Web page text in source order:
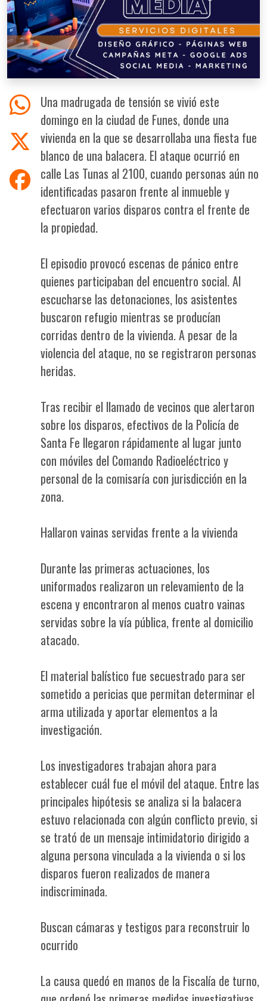
Una madrugada de tensión se vivió este
domingo en la ciudad de Funes, donde una
vivienda en la que se desarrollaba una fiesta fue
blanco de una balacera. El ataque ocurrió en
calle Las Tunas al 2100, cuando personas aún no
identificadas pasaron frente al inmueble y
efectuaron varios disparos contra el frente de
la propiedad.
El episodio provocó escenas de pánico entre
quienes participaban del encuentro social. Al
escucharse las detonaciones, los asistentes
buscaron refugio mientras se producían
corridas dentro de la vivienda. A pesar de la
violencia del ataque, no se registraron personas
heridas.
Tras recibir el llamado de vecinos que alertaron
sobre los disparos, efectivos de la Policía de
Santa Fe llegaron rápidamente al lugar junto
con móviles del Comando Radioeléctrico y
personal de la comisaría con jurisdicción en la
zona.
Hallaron vainas servidas frente a la vivienda
Durante las primeras actuaciones, los
uniformados realizaron un relevamiento de la
escena y encontraron al menos cuatro vainas
servidas sobre la vía pública, frente al domicilio
atacado.
El material balístico fue secuestrado para ser
sometido a pericias que permitan determinar el
arma utilizada y aportar elementos a la
investigación.
Los investigadores trabajan ahora para
establecer cuál fue el móvil del ataque. Entre las
principales hipótesis se analiza si la balacera
estuvo relacionada con algún conflicto previo, si
se trató de un mensaje intimidatorio dirigido a
alguna persona vinculada a la vivienda o si los
disparos fueron realizados de manera
indiscriminada.
Buscan cámaras y testigos para reconstruir lo
ocurrido
La causa quedó en manos de la Fiscalía de turno,